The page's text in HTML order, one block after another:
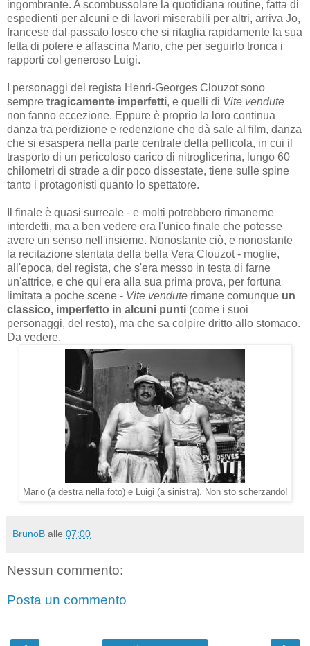
ingombrante. A scombussolare la quotidiana routine, fatta di
espedienti per alcuni e di lavori miserabili per altri, arriva Jo,
francese dal passato losco che si ritaglia rapidamente la sua
fetta di potere e affascina Mario, che per seguirlo tronca i
rapporti col generoso Luigi.
I personaggi del regista Henri-Georges Clouzot sono
sempre tragicamente imperfetti, e quelli di Vite vendute
non fanno eccezione. Eppure è proprio la loro continua
danza tra perdizione e redenzione che dà sale al film, danza
che si esaspera nella parte centrale della pellicola, in cui il
trasporto di un pericoloso carico di nitroglicerina, lungo 60
chilometri di strade a dir poco dissestate, tiene sulle spine
tanto i protagonisti quanto lo spettatore.
Il finale è quasi surreale - e molti potrebbero rimanerne
interdetti, ma a ben vedere era l'unico finale che potesse
avere un senso nell'insieme. Nonostante ciò, e nonostante
la recitazione stentata della bella Vera Clouzot - moglie,
all'epoca, del regista, che s'era messo in testa di farne
un'attrice, e che qui era alla sua prima prova, per fortuna
limitata a poche scene - Vite vendute rimane comunque un
classico, imperfetto in alcuni punti (come i suoi
personaggi, del resto), ma che sa colpire dritto allo stomaco.
Da vedere.
Mario (a destra nella foto) e Luigi (a sinistra). Non sto scherzando!
BrunoB alle 07:00
Nessun commento:
Posta un commento